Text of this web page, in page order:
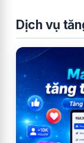
Dịch vụ